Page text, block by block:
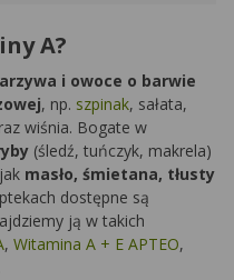
A?
i owoce o barwie
, np. szpinak, sałata,
wiśnia. Bogate w
(śledź, tuńczyk, makrela)
masło, śmietana, tłusty
dostępne są
ją w takich
, Witamina A + E APTEO,